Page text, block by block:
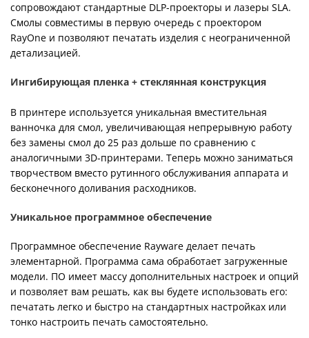
сопровождают стандартные DLP-проекторы и лазеры SLA.
Смолы совместимы в первую очередь с проектором
RayOne и позволяют печатать изделия с неограниченной
детализацией.
Ингибирующая пленка + стеклянная конструкция
В принтере используется уникальная вместительная
ванночка для смол, увеличивающая непрерывную работу
без замены смол до 25 раз дольше по сравнению с
аналогичными 3D-принтерами. Теперь можно заниматься
творчеством вместо рутинного обслуживания аппарата и
бесконечного доливания расходников.
Уникальное программное обеспечение
Программное обеспечение Rayware делает печать
элементарной. Программа сама обработает загруженные
модели. ПО имеет массу дополнительных настроек и опций
и позволяет вам решать, как вы будете использовать его:
печатать легко и быстро на стандартных настройках или
тонко настроить печать самостоятельно.